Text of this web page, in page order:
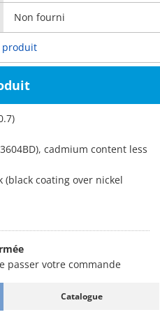
Non fourni
produit
cadmium content less
coating over nickel
to the knob part
MPa...65°C
passer votre commande
Catalogue